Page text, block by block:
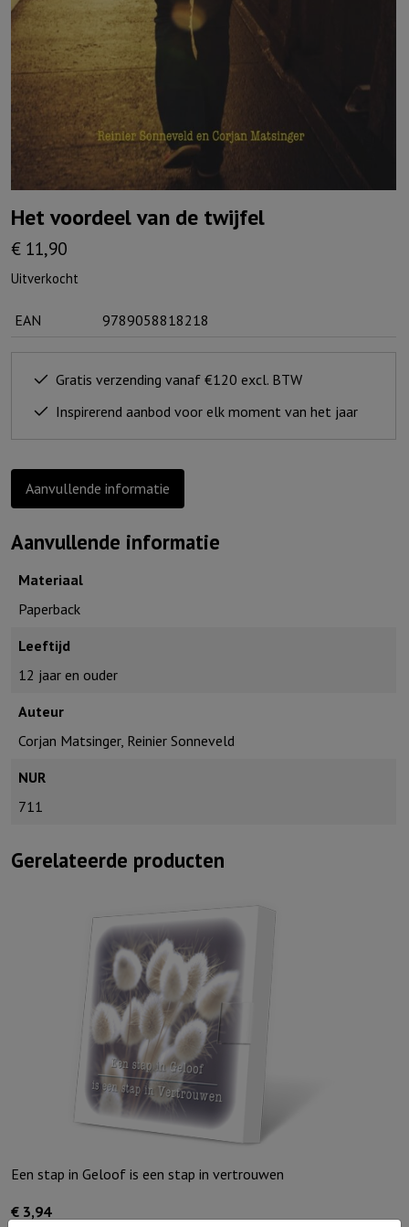
Het voordeel van de twijfel
€ 11,90
Uitverkocht
EAN 9789058818218
Gratis verzending vanaf €120 excl. BTW
Inspirerend aanbod voor elk moment van het jaar
Aanvullende informatie
Aanvullende informatie
Materiaal
Paperback
Leeftijd
12 jaar en ouder
Auteur
Corjan Matsinger, Reinier Sonneveld
NUR
711
Gerelateerde producten
Een stap in Geloof is een stap in vertrouwen
€ 3,94